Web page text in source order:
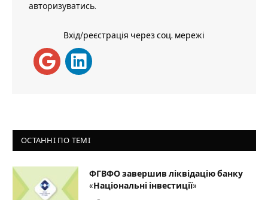
авторизуватись.
Вхід/реєстрація через соц. мережі
ОСТАННІ ПО ТЕМІ
ФГВФО завершив ліквідацію банку
«Національні інвестиції»